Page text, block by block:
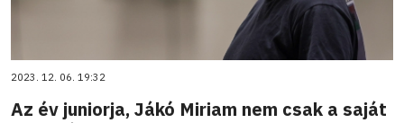
2023. 12. 06. 19:32
Az év juniorja, Jákó Miriam nem csak a saját